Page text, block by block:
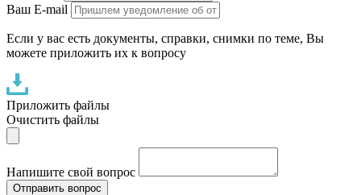
Ваш E-mail
Если у вас есть документы, справки, снимки по теме, Вы
можете приложить их к вопросу
Приложить файлы
Очистить файлы
Напишите свой вопрос
Отправить вопрос